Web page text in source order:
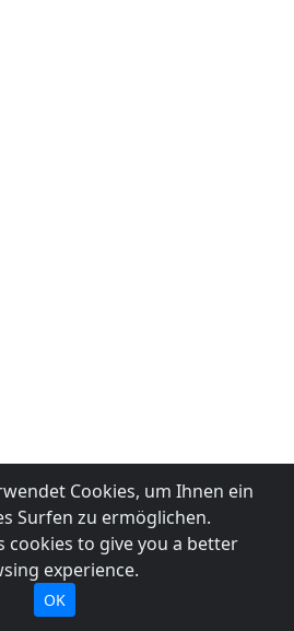
Cookies, um Ihnen ein
Surfen zu ermöglichen.
cookies to give you a better
experience.
OK